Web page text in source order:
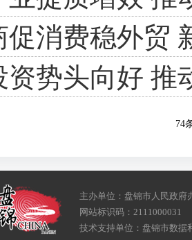
促消费稳外贸
资势头向好 推
74
主办单位：盘锦市人民政府
网站标识码：2111000031
技术支持单位：盘锦市数据